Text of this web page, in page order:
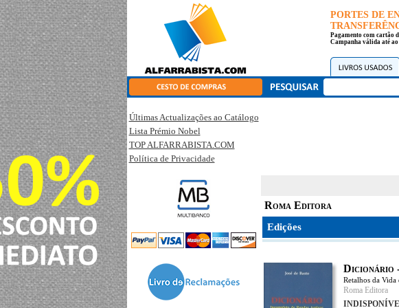
PORTES DE
Pagamento com cartão
Campanha válida até ao
Últimas Actualizações ao Catálogo
Lista Prémio Nobel
TOP ALFARRABISTA.COM
Política de Privacidade
Roma Editora
Edições
Dicionário
Retalhos da
Roma Editora